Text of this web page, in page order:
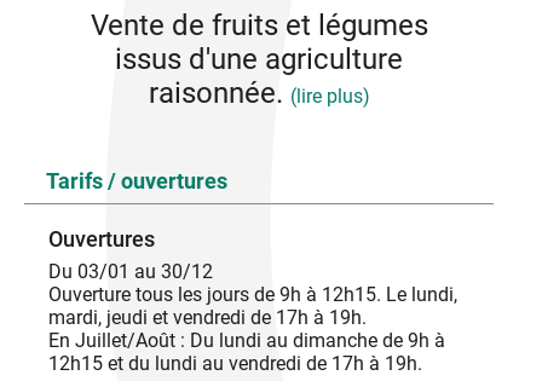
Vente de fruits et légumes
issus d'une agriculture
raisonnée. (lire plus)
Tarifs / ouvertures
Ouvertures
Du 03/01 au 30/12
Ouverture tous les jours de 9h à 12h15. Le lundi,
mardi, jeudi et vendredi de 17h à 19h.
En Juillet/Août : Du lundi au dimanche de 9h à
12h15 et du lundi au vendredi de 17h à 19h.